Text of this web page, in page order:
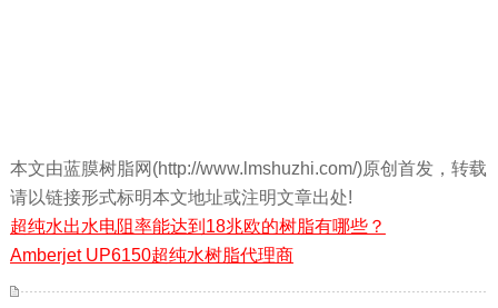
本文由蓝膜树脂网(http://www.lmshuzhi.com/)原创首发，转载
请以链接形式标明本文地址或注明文章出处!
超纯水出水电阻率能达到18兆欧的树脂有哪些？
Amberjet UP6150超纯水树脂代理商